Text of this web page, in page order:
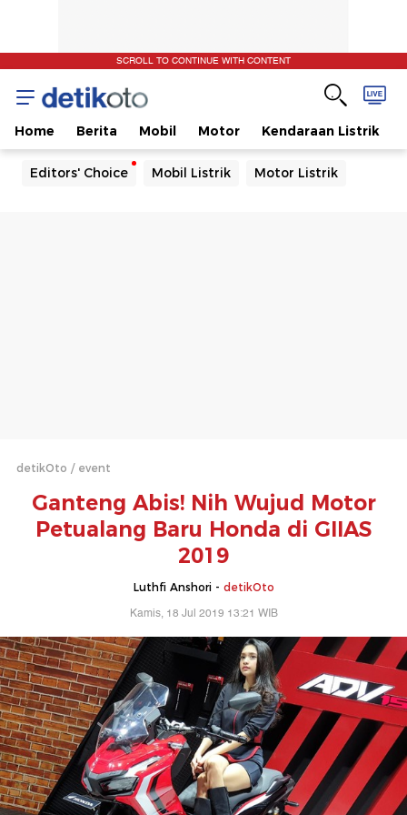
SCROLL TO CONTINUE WITH CONTENT
Home Berita Mobil Motor Kendaraan Listrik
Editors' Choice Mobil Listrik Motor Listrik
detikOto event
Ganteng Abis! Nih Wujud Motor
Petualang Baru Honda di GIIAS
2019
Luthfi Anshori - detikOto
Kamis, 18 Jul 2019 13:21 WIB